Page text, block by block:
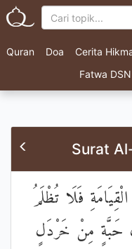
Quran Doa Cerita
Fatwa DSN
Surat
فَلَا تُظْلَمُ
حَبَّةٍ مِنْ خَرْدَلٍ